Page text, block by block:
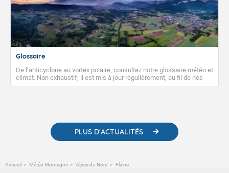
Glossaire
De l’anticyclone au vortex polaire, consultez notre glossaire météo et
climat. Non exhaustif, il est mis à jour régulièrement, au fil de nos
publications. Vous y trouverez également des liens utiles vers nos
PLUS D'ACTUALITÉS
Accueil Météo Montagne Alpes du Nord Flaine